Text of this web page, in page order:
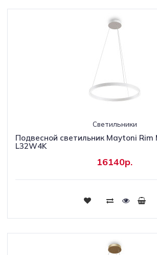
Светильники
Подвесной светильник Maytoni Rim
L32W4K
16140р.